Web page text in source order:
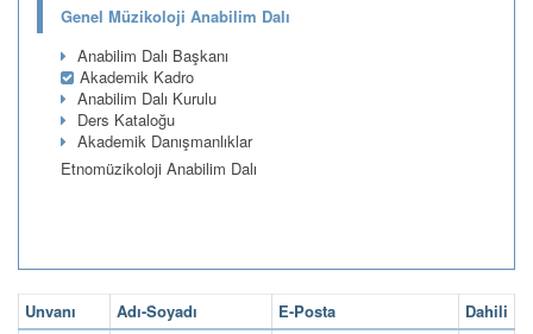
Genel Müzikoloji Anabilim Dalı
Anabilim Dalı Başkanı
Akademik Kadro
Anabilim Dalı Kurulu
Ders Kataloğu
Akademik Danışmanlıklar
Etnomüzikoloji Anabilim Dalı
Unvanı Adı-Soyadı E-Posta
Dahili